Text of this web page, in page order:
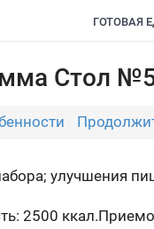
ГОТОВАЯ
Стол №5
улучшения
2500 ккал.